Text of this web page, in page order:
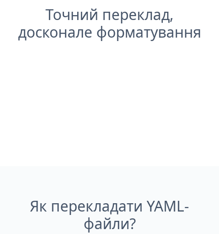
Точний переклад,
досконале форматування
Як перекладати YAML-
файли?